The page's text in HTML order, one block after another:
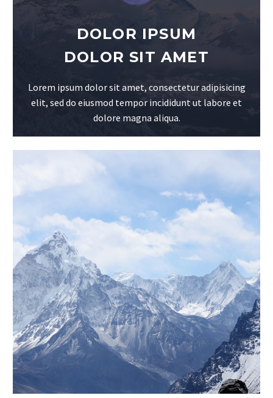
DOLOR IPSUM
DOLOR SIT AMET
Lorem ipsum dolor sit amet, consectetur adipisicing
elit, sed do eiusmod tempor incididunt ut labore et
dolore magna aliqua.